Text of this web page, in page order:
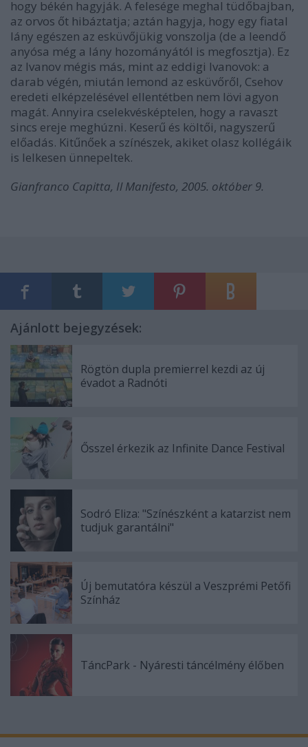
hogy békén hagyják. A felesége meghal tüdőbajban,
az orvos őt hibáztatja; aztán hagyja, hogy egy fiatal
lány egészen az esküvőjükig vonszolja (de a leendő
anyósa még a lány hozományától is megfosztja). Ez
az Ivanov mégis más, mint az eddigi Ivanovok: a
darab végén, miután lemond az esküvőről, Csehov
eredeti elképzelésével ellentétben nem lövi agyon
magát. Annyira cselekvésképtelen, hogy a ravaszt
sincs ereje meghúzni. Keserű és költői, nagyszerű
előadás. Kitűnőek a színészek, akiket olasz kollégáik
is lelkesen ünnepeltek.
Gianfranco Capitta, Il Manifesto, 2005. október 9.
Ajánlott bejegyzések:
Rögtön dupla premierrel kezdi az új
évadot a Radnóti
Ősszel érkezik az Infinite Dance Festival
Sodró Eliza: "Színészként a katarzist nem
tudjuk garantálni"
Új bemutatóra készül a Veszprémi Petőfi
Színház
TáncPark - Nyáresti táncélmény élőben